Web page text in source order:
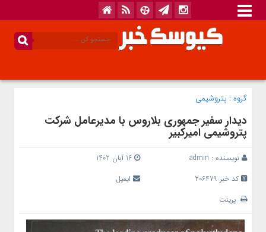
گروه : پتروشیمی
دیدار سفیر جمهوری بلاروس با مدیرعامل شرکت
پتروشیمی امیرکبیر
نویسنده : admin
16 آبان 1402
کد خبر 206479
ایمیل
پرینت